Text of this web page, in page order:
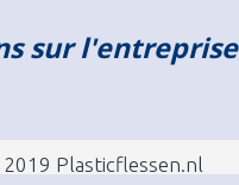
sur l'entreprise
Plasticflessen.nl